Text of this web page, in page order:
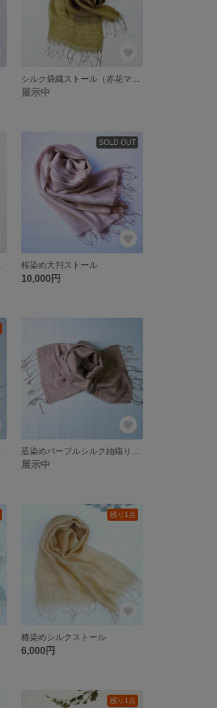
展示中
SOLD OUT
桜染め大判ストール
10,000円
展示中
残り1点
椿染めシルクストール
6,000円
残り1点